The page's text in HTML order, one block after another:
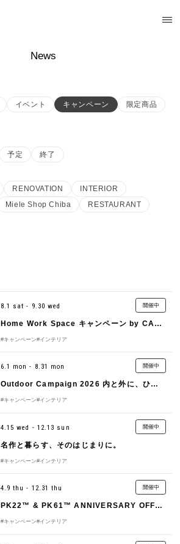
News
イベント キャンペーン
限定商品
予定
終了
RENOVATION
INTERIOR
Miele Shop Chiba
RESTAURANT
開催中
8.1 sat - 9.30 wed
Home Work Space キャンペーン by CARL HANSEN＆SØN（カール・ハンセン＆サン）
#キャンペーン#インテリア
開催中
6.1 mon - 8.31 mon
Outdoor Campaign 2026 内と外に、ひとつづきのくつろぎを
#キャンペーン#インテリア
開催中
4.15 wed - 12.13 sun
名作と暮らす、そのはじまりに。
#キャンペーン#インテリア
開催中
4.9 thu - 12.31 thu
PK22™ & PK61™ ANNIVERSARY OFFER
#キャンペーン#インテリア